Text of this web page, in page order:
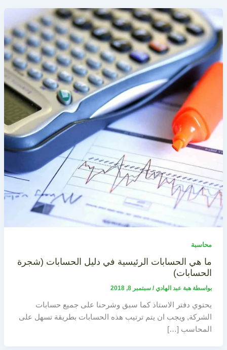
محاسبة
ما هي الحسابات الرئيسية في دليل الحسابات (شجرة
الحسابات)
بواسطة هبة عبد الهادي/ سبتمبر 8, 2018
يحتوي دفتر الاستاذ كما سبق وشرحنا على جميع حسابات
الشركة, ويجب ان يتم ترتيب هذه الحسابات بطريقة تسهل على
المحاسب […]